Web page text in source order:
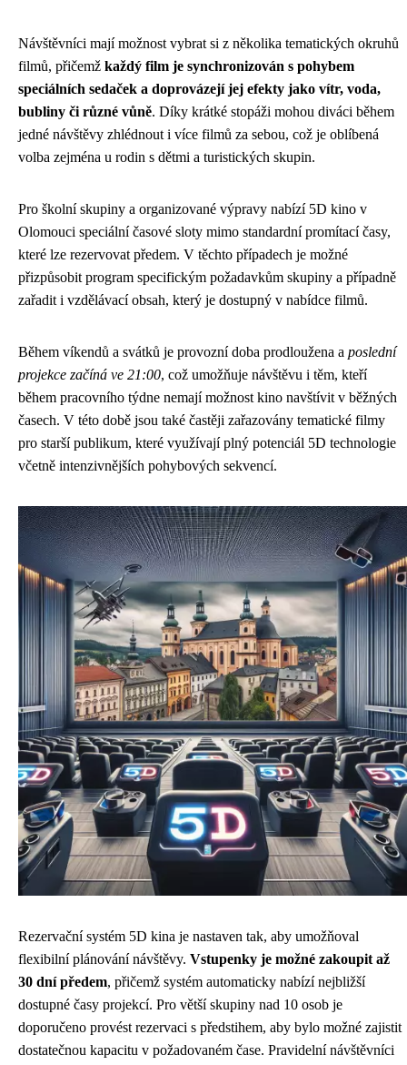
Návštěvníci mají možnost vybrat si z několika tematických okruhů
filmů, přičemž každý film je synchronizován s pohybem
speciálních sedaček a doprovázejí jej efekty jako vítr, voda,
bubliny či různé vůně. Díky krátké stopáži mohou diváci během
jedné návštěvy zhlédnout i více filmů za sebou, což je oblíbená
volba zejména u rodin s dětmi a turistických skupin.
Pro školní skupiny a organizované výpravy nabízí 5D kino v
Olomouci speciální časové sloty mimo standardní promítací časy,
které lze rezervovat předem. V těchto případech je možné
přizpůsobit program specifickým požadavkům skupiny a případně
zařadit i vzdělávací obsah, který je dostupný v nabídce filmů.
Během víkendů a svátků je provozní doba prodloužena a poslední
projekce začíná ve 21:00, což umožňuje návštěvu i těm, kteří
během pracovního týdne nemají možnost kino navštívit v běžných
časech. V této době jsou také častěji zařazovány tematické filmy
pro starší publikum, které využívají plný potenciál 5D technologie
včetně intenzivnějších pohybových sekvencí.
Rezervační systém 5D kina je nastaven tak, aby umožňoval
flexibilní plánování návštěvy. Vstupenky je možné zakoupit až
30 dní předem, přičemž systém automaticky nabízí nejbližší
dostupné časy projekcí. Pro větší skupiny nad 10 osob je
doporučeno provést rezervaci s předstihem, aby bylo možné zajistit
dostatečnou kapacitu v požadovaném čase. Pravidelní návštěvníci